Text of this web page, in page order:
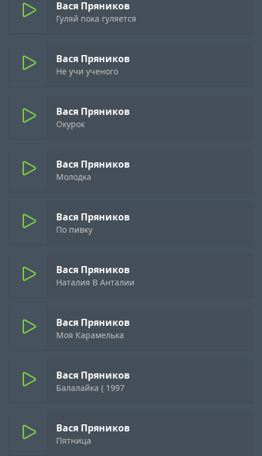
Вася Пряников
Гуляй пока гуляется
Вася Пряников
Не учи ученого
Вася Пряников
Окурок
Вася Пряников
Молодка
Вася Пряников
По пивку
Вася Пряников
Наталия В Анталии
Вася Пряников
Моя Карамелька
Вася Пряников
Балалайка ( 1997
Вася Пряников
Пятница